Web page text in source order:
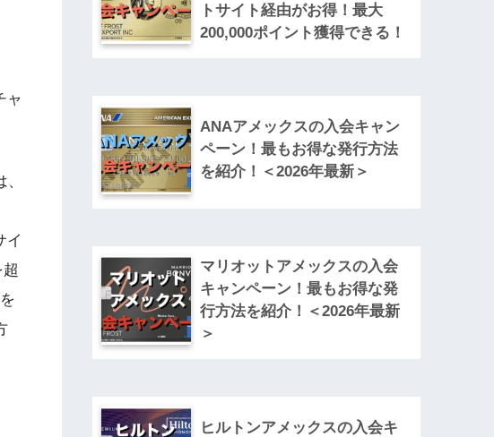
ャ
イ
トサイト経由がお得！最大
200,000ポイント獲得できる！
ANAアメックスの入会キャン
ペーン！最もお得な発行方法
を紹介！＜2026年最新＞
マリオットアメックスの入会
キャンペーン！最もお得な発
行方法を紹介！＜2026年最新
＞
ヒルトンアメックスの入会キ